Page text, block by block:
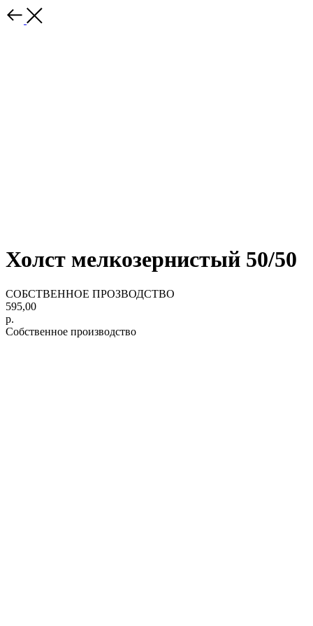
Холст мелкозернистый 50/50
СОБСТВЕННОЕ ПРОЗВОДСТВО
595,00
р.
Cобственное производство